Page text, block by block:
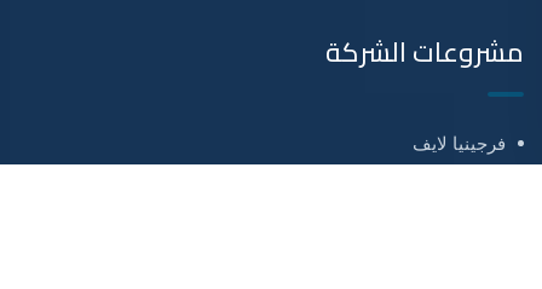
مشروعات الشركة
فرجينيا لايف